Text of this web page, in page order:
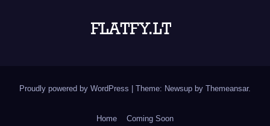
Proudly powered by WordPress Theme: Newsup by Themeansar.
Home Coming Soon